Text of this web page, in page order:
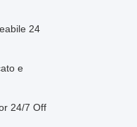
24
e
24/7 Off